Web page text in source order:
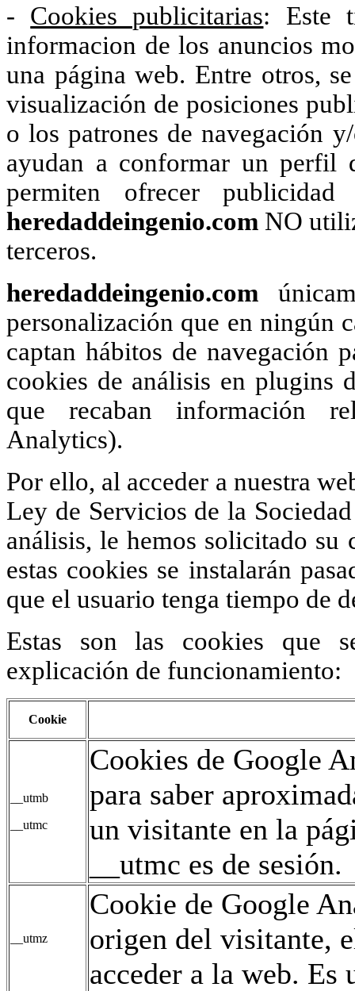
- Cookies publicitarias: Este
informacion de los anuncios
una página web. Entre otros,
visualización de posiciones
o los patrones de navegación
ayudan a conformar un perfil
permiten ofrecer
heredaddeingenio.com NO
terceros.
heredaddeingenio.com
personalización que en ningún
captan hábitos de navegación
cookies de análisis en plugins
que recaban información
Analytics).
Por ello, al acceder a nuestra
Ley de Servicios de la
análisis, le hemos solicitado su
estas cookies se instalarán
que el usuario tenga tiempo de
Estas son las cookies que
explicación de funcionamiento:
Cookie
__utmb
__utmc
Cookies de Google
para saber
un visitante en la
__utmc es de sesión.
__utmz
Cookie de Google
origen del visitante,
acceder a la web. Es